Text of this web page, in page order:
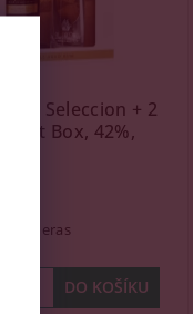
Seleccion + 2
Gift Box, 42%,
Maderas